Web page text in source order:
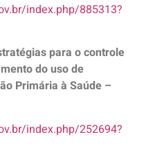
index.php/885313?
para o controle
do uso de
Primária à Saúde –
index.php/252694?